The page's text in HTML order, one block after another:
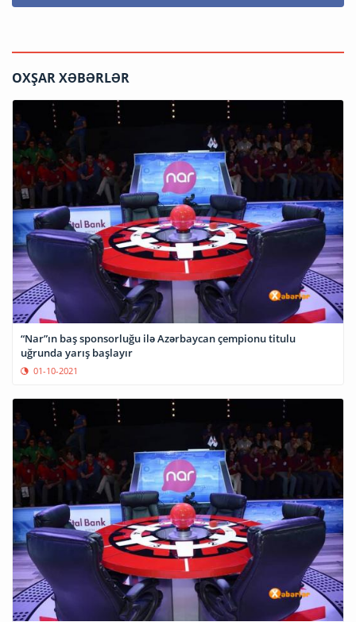
OXŞAR XƏBƏRLƏR
“Nar”ın baş sponsorluğu ilə Azərbaycan çempionu titulu
uğrunda yarış başlayır
01-10-2021